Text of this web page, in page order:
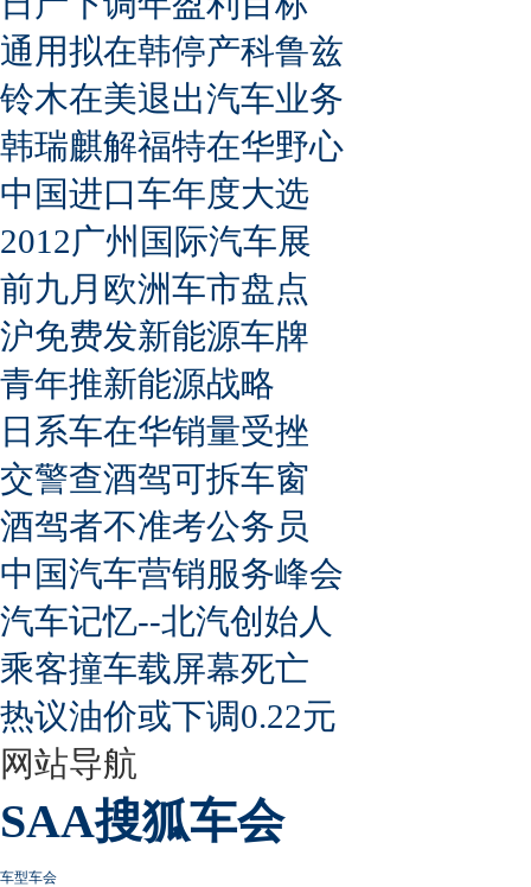
通用拟在韩停产科鲁兹
铃木在美退出汽车业务
韩瑞麒解福特在华野心
中国进口车年度大选
2012广州国际汽车展
前九月欧洲车市盘点
沪免费发新能源车牌
青年推新能源战略
日系车在华销量受挫
交警查酒驾可拆车窗
酒驾者不准考公务员
中国汽车营销服务峰会
汽车记忆--北汽创始人
乘客撞车载屏幕死亡
热议油价或下调0.22元
网站导航
SAA搜狐车会
车型车会